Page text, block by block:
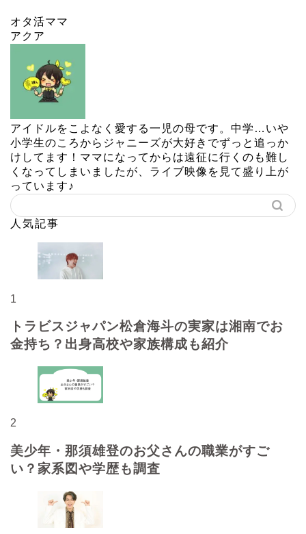
オタ活ママ
アクア
アイドルをこよなく愛する一児の母です。中学…いや
小学生のころからジャニーズが大好きでずっと追っか
けしてます！ママになってからは遠征に行くのも難し
くなってしまいましたが、ライブ映像を見て盛り上が
っています♪
人気記事
1
トラビスジャパン松倉海斗の実家は湘南でお
金持ち？出身高校や家族構成も紹介
2
美少年・那須雄登のお父さんの職業がすご
い？家系図や学歴も調査